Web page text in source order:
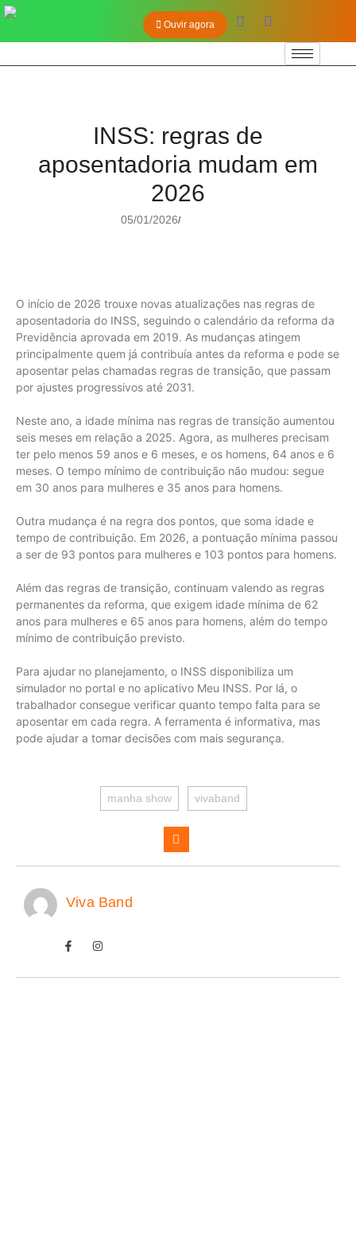
Ouvir agora
INSS: regras de
aposentadoria mudam em
2026
05/01/2026/
O início de 2026 trouxe novas atualizações nas regras de
aposentadoria do INSS, seguindo o calendário da reforma da
Previdência aprovada em 2019. As mudanças atingem
principalmente quem já contribuía antes da reforma e pode se
aposentar pelas chamadas regras de transição, que passam
por ajustes progressivos até 2031.
Neste ano, a idade mínima nas regras de transição aumentou
seis meses em relação a 2025. Agora, as mulheres precisam
ter pelo menos 59 anos e 6 meses, e os homens, 64 anos e 6
meses. O tempo mínimo de contribuição não mudou: segue
em 30 anos para mulheres e 35 anos para homens.
Outra mudança é na regra dos pontos, que soma idade e
tempo de contribuição. Em 2026, a pontuação mínima passou
a ser de 93 pontos para mulheres e 103 pontos para homens.
Além das regras de transição, continuam valendo as regras
permanentes da reforma, que exigem idade mínima de 62
anos para mulheres e 65 anos para homens, além do tempo
mínimo de contribuição previsto.
Para ajudar no planejamento, o INSS disponibiliza um
simulador no portal e no aplicativo Meu INSS. Por lá, o
trabalhador consegue verificar quanto tempo falta para se
aposentar em cada regra. A ferramenta é informativa, mas
pode ajudar a tomar decisões com mais segurança.
manha show vivaband
Viva Band